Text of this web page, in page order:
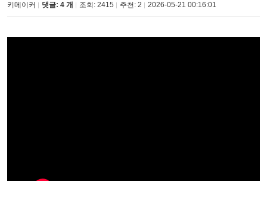
키메이커 댓글: 4 개 조회: 2415 추천: 2 2026-05-21 00:16:01